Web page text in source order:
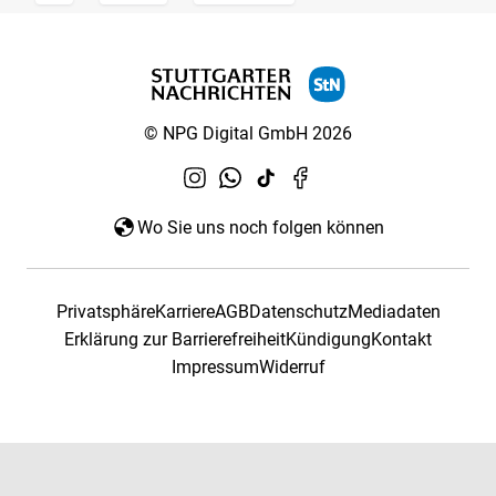
© NPG Digital GmbH 2026
Wo Sie uns noch folgen können
PrivatsphäreKarriereAGBDatenschutzMediadaten
Erklärung zur BarrierefreiheitKündigungKontakt
ImpressumWiderruf